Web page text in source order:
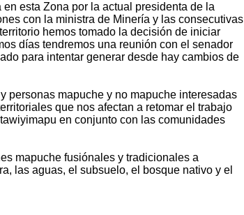
esta Zona por la actual presidenta de la
con la ministra de Minería y las consecutivas
hemos tomado la decisión de iniciar
días tendremos una reunión con el senador
para intentar generar desde hay cambios de
personas mapuche y no mapuche interesadas
que nos afectan a retomar el trabajo
en conjunto con las comunidades
mapuche fusiónales y tradicionales a
las aguas, el subsuelo, el bosque nativo y el